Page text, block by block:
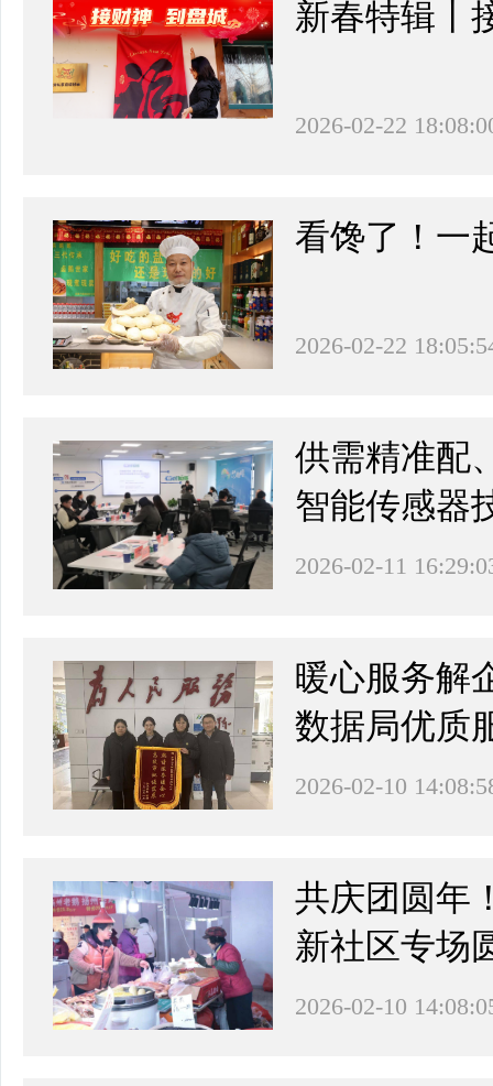
新春特辑丨
2026-02-22
看馋了！一
2026-02-22
供需精准配
智能传感器
2026-02-11
暖心服务解
数据局优质
2026-02-10
共庆团圆年
新社区专场
2026-02-10